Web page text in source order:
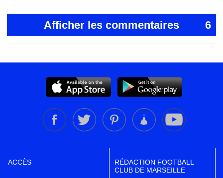
Afficher les commentaires 6
ACCÈS
RÉDACTION FOOTBALL
CLUB DE MARSEILLE